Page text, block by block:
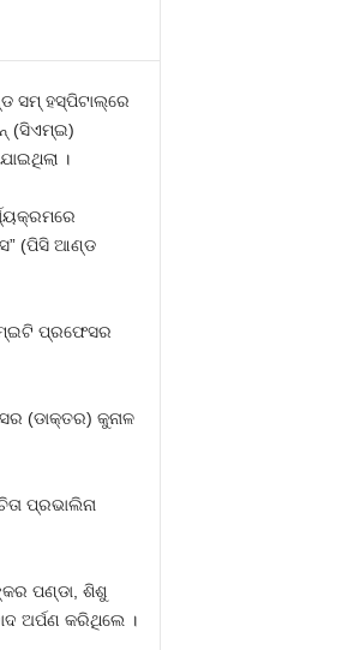
ସମ୍ ହସ୍ପିଟାଲ୍‌ରେ
(ସିଏମ୍‌ଇ)
।
(ପିସି ଆଣ୍ଡ
ପ୍ରଫେସର
(ଡାକ୍ତର) କୁନାଳ
ପ୍ରଭାଲିନା
ପଣ୍ଡା, ଶିଶୁ
ଅର୍ପଣ କରିଥିଲେ ।